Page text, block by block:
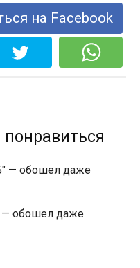
на Facebook
обошел даже